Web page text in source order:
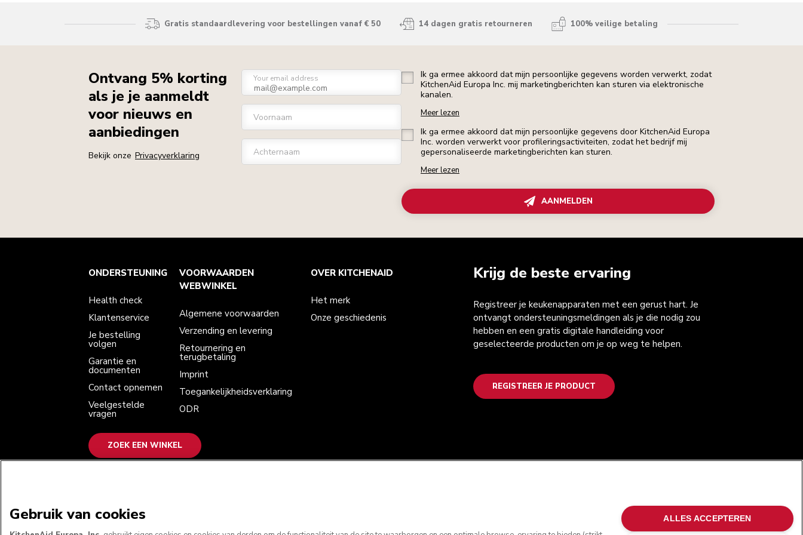
Gratis standaardlevering voor bestellingen vanaf € 50 14 dagen gratis retourneren 100% veilige betaling
Ontvang 5% korting
als je je aanmeldt
voor nieuws en
aanbiedingen
Bekijk onze Privacyverklaring
Your email address
Voornaam
Achternaam
Ik ga ermee akkoord dat mijn persoonlijke gegevens worden verwerkt, zodat
KitchenAid Europa Inc. mij marketingberichten kan sturen via elektronische
kanalen.
Meer lezen
Ik ga ermee akkoord dat mijn persoonlijke gegevens door KitchenAid Europa
Inc. worden verwerkt voor profileringsactiviteiten, zodat het bedrijf mij
gepersonaliseerde marketingberichten kan sturen.
Meer lezen
AANMELDEN
Krijg de beste ervaring
Registreer je keukenapparaten met een gerust hart. Je
ontvangt ondersteuningsmeldingen als je die nodig zou
hebben en een gratis digitale handleiding voor
geselecteerde producten om je op weg te helpen.
REGISTREER JE PRODUCT
Health check
Klantenservice
Contact opnemen
Algemene voorwaarden
Verzending en levering
Retournering en terugbetaling
Toegankelijkheidsverklaring
Het merk
Onze geschiedenis
Zoek een winkel
ONDERSTEUNING
Health check
Klantenservice
Je bestelling
volgen
Garantie en
documenten
Contact opnemen
Veelgestelde
vragen
VOORWAARDEN
WEBWINKEL
Algemene voorwaarden
Verzending en levering
Retournering en
terugbetaling
Imprint
Toegankelijkheidsverklaring
ODR
OVER KITCHENAID
Het merk
Onze geschiedenis
ZOEK EEN WINKEL
Gebruik van cookies ALLES ACCEPTEREN